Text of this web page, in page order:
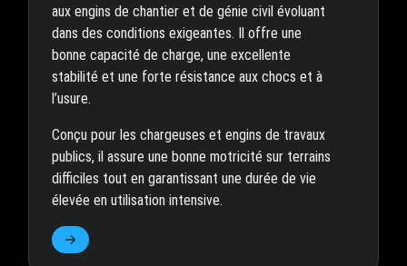
aux engins de chantier et de génie civil évoluant
dans des conditions exigeantes. Il offre une
bonne capacité de charge, une excellente
stabilité et une forte résistance aux chocs et à
l’usure.
Conçu pour les chargeuses et engins de travaux
publics, il assure une bonne motricité sur terrains
difficiles tout en garantissant une durée de vie
élevée en utilisation intensive.